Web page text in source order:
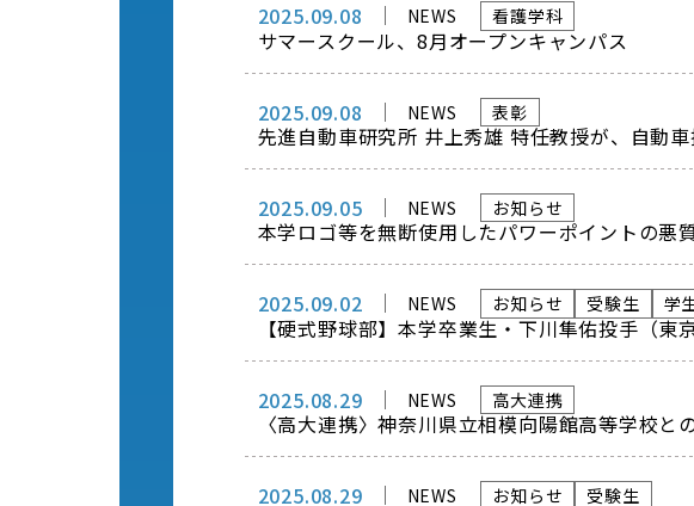
2025.09.08 NEWS 看護学科
サマースクール、8月オープンキャンパス
2025.09.08 NEWS 表彰
先進自動車研究所 井上秀雄 特任教授が、自動
2025.09.05 NEWS お知らせ
本学ロゴ等を無断使用したパワーポイントの悪
2025.09.02 NEWS お知らせ 受験生 学
【硬式野球部】本学卒業生・下川隼佑投手（東
2025.08.29 NEWS 高大連携
〈高大連携〉神奈川県立相模向陽館高等学校と
2025.08.29 NEWS お知らせ 受験生